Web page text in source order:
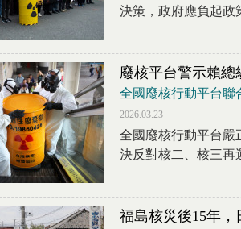
決策，政府應負起政
廢核平台警示賴
全國廢核行動平台聯
2026.03.23
全國廢核行動平台嚴
決反對核二、核三再
福島核災後15年